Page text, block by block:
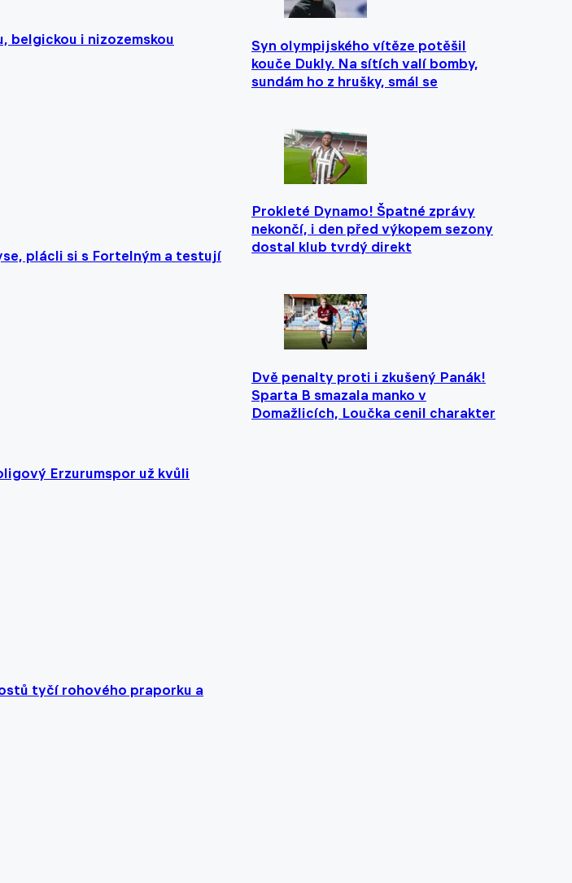
belgickou i nizozemskou
plácli si s Fortelným a testují
Erzurumspor už kvůli
tyčí rohového praporku a
Syn olympijského vítěze potěšil
kouče Dukly. Na sítích valí bomby,
sundám ho z hrušky, smál se
Prokleté Dynamo! Špatné zprávy
nekončí, i den před výkopem sezony
dostal klub tvrdý direkt
Dvě penalty proti i zkušený Panák!
Sparta B smazala manko v
Domažlicích, Loučka cenil charakter